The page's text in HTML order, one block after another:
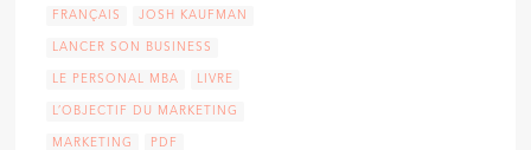
FRANÇAIS JOSH KAUFMAN
LANCER SON BUSINESS
LE PERSONAL MBA LIVRE
L’OBJECTIF DU MARKETING
MARKETING PDF